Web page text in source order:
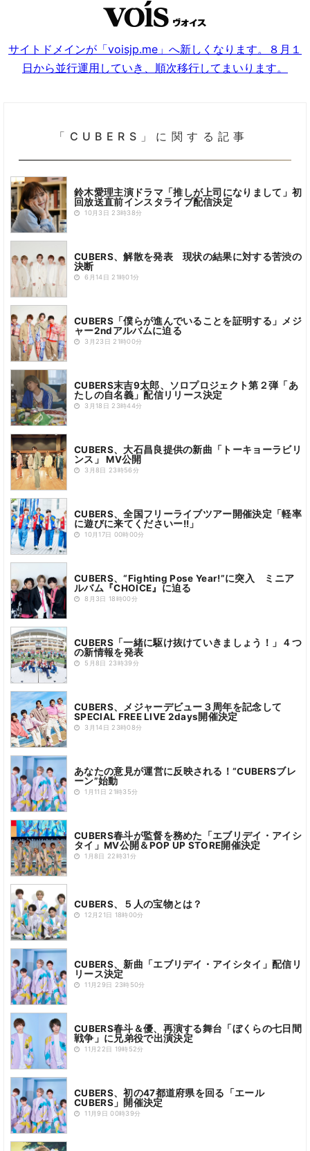
サイトドメインが「voisjp.me」へ新しくなります。８月１
日から並行運用していき、順次移行してまいります。
「CUBERS」に関する記事
鈴木愛理主演ドラマ「推しが上司になりまして」初
回放送直前インスタライブ配信決定
10月3日 23時38分
CUBERS、解散を発表 現状の結果に対する苦渋の
決断
6月14日 21時01分
CUBERS「僕らが進んでいることを証明する」メジ
ャー2ndアルバムに迫る
3月23日 21時00分
CUBERS末吉9太郎、ソロプロジェクト第２弾「あ
たしの自名義」配信リリース決定
3月18日 23時44分
CUBERS、大石昌良提供の新曲「トーキョーラビリ
ンス」 MV公開
3月8日 23時56分
CUBERS、全国フリーライブツアー開催決定「軽率
に遊びに来てくださいー!!」
10月17日 00時00分
CUBERS、“Fighting Pose Year!”に突入 ミニア
ルバム『CHOICE』に迫る
8月3日 18時00分
CUBERS「一緒に駆け抜けていきましょう！」４つ
の新情報を発表
5月8日 23時39分
CUBERS、メジャーデビュー３周年を記念して
SPECIAL FREE LIVE 2days開催決定
3月14日 23時08分
あなたの意見が運営に反映される！“CUBERSブレ
ーン”始動
1月11日 21時35分
CUBERS春斗が監督を務めた「エブリデイ・アイシ
タイ」MV公開＆POP UP STORE開催決定
1月8日 22時31分
CUBERS、５人の宝物とは？
12月21日 18時00分
CUBERS、新曲「エブリデイ・アイシタイ」配信リ
リース決定
11月29日 23時50分
CUBERS春斗＆優、再演する舞台「ぼくらの七日間
戦争」に兄弟役で出演決定
11月22日 19時52分
CUBERS、初の47都道府県を回る「エール
CUBERS」開催決定
11月9日 00時39分